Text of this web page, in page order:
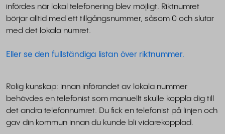
infördes när lokal telefonering blev möjligt. Riktnumret
börjar alltid med ett tillgångsnummer, såsom 0 och slutar
med det lokala numret.
Eller se den fullständiga listan över riktnummer.
Rolig kunskap: innan införandet av lokala nummer
behövdes en telefonist som manuellt skulle koppla dig till
det andra telefonnumret. Du fick en telefonist på linjen och
gav din kommun innan du kunde bli vidarekopplad.